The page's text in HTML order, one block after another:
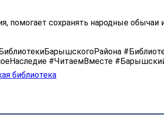
помогает сохранять народные
#ЧитаемВместе
библиотека